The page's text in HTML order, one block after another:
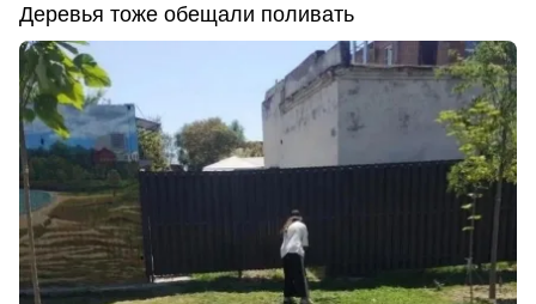
Деревья тоже обещали поливать